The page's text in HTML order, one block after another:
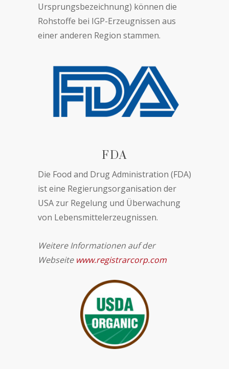
Ursprungsbezeichnung) können die
Rohstoffe bei IGP-Erzeugnissen aus
einer anderen Region stammen.
FDA
Die Food and Drug Administration (FDA)
ist eine Regierungsorganisation der
USA zur Regelung und Überwachung
von Lebensmittelerzeugnissen.
Weitere Informationen auf der
Webseite www.registrarcorp.com